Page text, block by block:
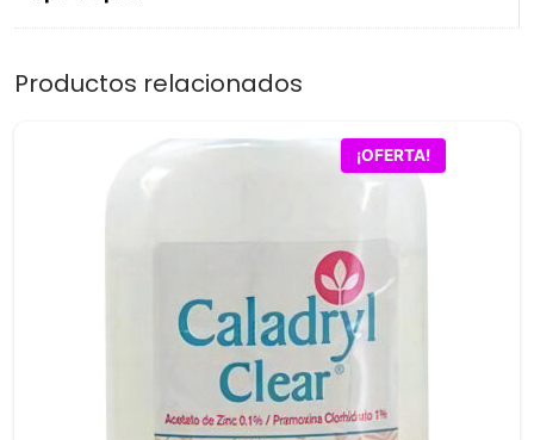
Productos relacionados
¡OFERTA!